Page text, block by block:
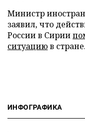
Министр
заявил, что
России в Сирии
ситуациюв стране.
ИНФОГРАФИКА